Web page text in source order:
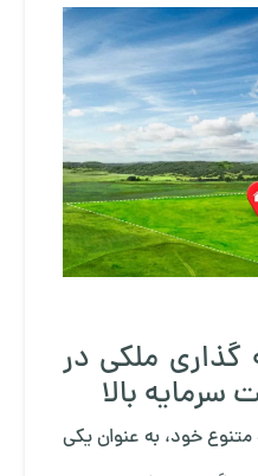
ملکی در
سرمایه بالا
متنوع خود، به عنوان یکی